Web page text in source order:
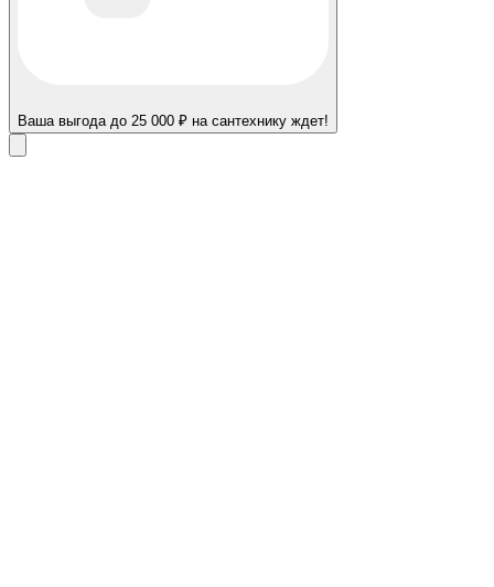
Ваша выгода до 25 000 ₽ на сантехнику ждет!